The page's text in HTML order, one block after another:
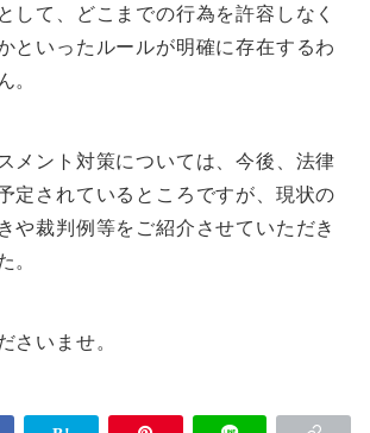
して、どこまでの行為を許容しなく
といったルールが明確に存在するわ
。
メント対策については、今後、法律
定されているところですが、現状の
や裁判例等をご紹介させていただき
。
さいませ。